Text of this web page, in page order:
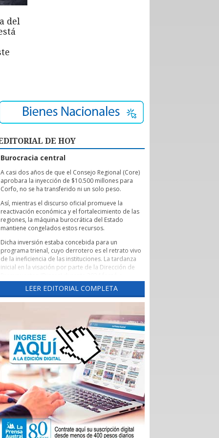
del
DE HOY
Burocracia central
A casi dos años de que el Consejo Regional (Core)
aprobara la inyección de $10.500 millones para
Corfo, no se ha transferido ni un solo peso.
Así, mientras el discurso oficial promueve la
reactivación económica y el fortalecimiento de las
regiones, la máquina burocrática del Estado
mantiene congelados estos recursos.
Dicha inversión estaba concebida para un
programa trienal, cuyo derrotero es el retrato vivo
de la ineficiencia de las instituciones. La tardanza
inicial en la visación por parte de la Dirección de
someter nuevamente los fondos a votación en
2025 ante un Core renovado por las elecciones.
Tras un rechazo inicial y su posterior
empantanado en una interminable maraña de
objeciones y revisiones de la Contraloría General
de la República.
Suelen verse estos roces entre ministerios,
gobernaciones y la Contraloría como lejanas
batallas leguleyas que solo interesan a la clase
política. Sin embargo, en una región como
Magallanes, la parálisis de los recursos públicos
tiene una traslación directa a la economía regional.
El plan de Corfo estaba diseñado para atender a
un universo de 1.485 empresas y emprendedores
locales que tributan en primera categoría. Cada
uno de estos proyectos representaba una fuente
de empleo directo o una cadena de
LEER EDITORIAL COMPLETA